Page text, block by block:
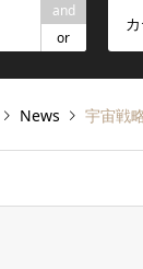
and
or
News 宇宙戦